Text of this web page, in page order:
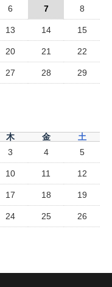
6 7 8
13 14 15
20 21 22
27 28 29
木 金
土
3 4 5
10 11 12
17 18 19
24 25 26